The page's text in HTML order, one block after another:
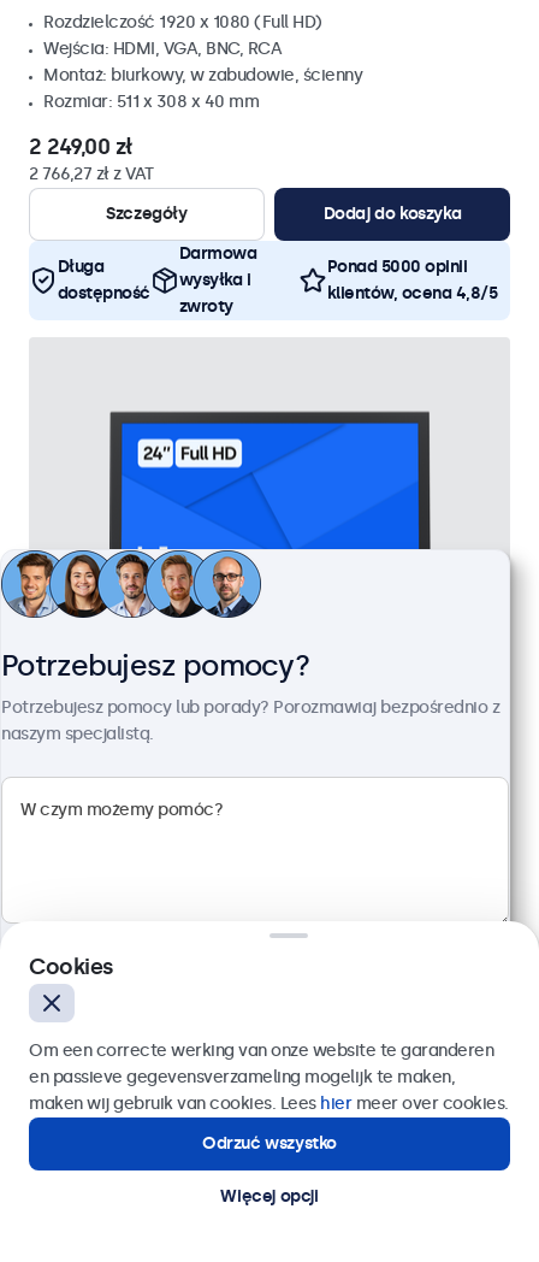
Rozdzielczość 1920 x 1080 (Full HD)
Wejścia: HDMI, VGA, BNC, RCA
Montaż: biurkowy, w zabudowie, ścienny
Rozmiar: 511 x 308 x 40 mm
2 249,00 zł
2 766,27 zł z VAT
Szczegóły
Dodaj do koszyka
Długa
dostępność
Darmowa
wysyłka i
zwroty
Ponad 5000 opinii
klientów, ocena 4,8/5
Monitor 24" Metalowy
Kod produktu:24HD7M
2 299,00 zł
2 827,77 zł z VAT
Szczegóły
Dodaj do koszyka
Potrzebujesz pomocy?
Potrzebujesz pomocy lub porady? Porozmawiaj bezpośrednio z
naszym specjalistą.
Wyślij
Lub zadzwoń pod numer:22 397 04 43
Potrzebujesz pomocy?
Kontakt ze specjalistą.
Cookies
Om een correcte werking van onze website te garanderen
en passieve gegevensverzameling mogelijk te maken,
maken wij gebruik van cookies. Lees hiermeer over cookies.
Odrzuć wszystko
Więcej opcji